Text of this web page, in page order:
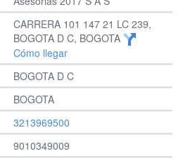
CARRERA 101 147 21 LC 239,
BOGOTA D C, BOGOTA
Cómo llegar
BOGOTA D C
BOGOTA
3213969500
9010349009